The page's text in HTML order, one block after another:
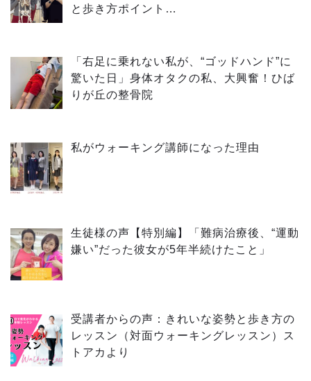
と歩き方ポイント…
「右足に乗れない私が、“ゴッドハンド”に
驚いた日」身体オタクの私、大興奮！ひば
りが丘の整骨院
私がウォーキング講師になった理由
生徒様の声【特別編】「難病治療後、“運動
嫌い”だった彼女が5年半続けたこと」
受講者からの声：きれいな姿勢と歩き方の
レッスン（対面ウォーキングレッスン）ス
トアカより